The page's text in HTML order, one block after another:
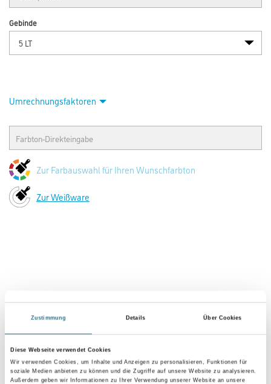
Zustimmung Details Über Cookies
Diese Webseite verwendet Cookies
Wir verwenden Cookies, um Inhalte und Anzeigen zu personalisieren, Funktionen für
soziale Medien anbieten zu können und die Zugriffe auf unsere Website zu analysieren.
Außerdem geben wir Informationen zu Ihrer Verwendung unserer Website an unsere
Gebinde
Umrechnungsfaktoren
Zur Farbauswahl für Ihren Wunschfarbton
Zur Weißware
Produkteigenschaft